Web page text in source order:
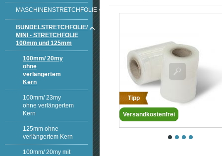
MASCHINENSTRETCHFOLIE
BÜNDELSTRETCHFOLIE/
MINI - STRETCHFOLIE
100mm und 125mm
100mm/ 20my
ohne
verlängertem
Kern
100mm/ 23my
ohne verlängertem
Kern
125mm ohne
verlängertem Kern
100mm/ 20my mit
Tipp
Versandkostenfrei